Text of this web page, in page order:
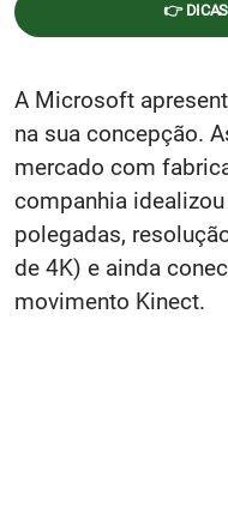
👉
A Microsoft
na sua concepção.
mercado com
companhia
polegadas,
de 4K) e ainda
movimento Kinect.